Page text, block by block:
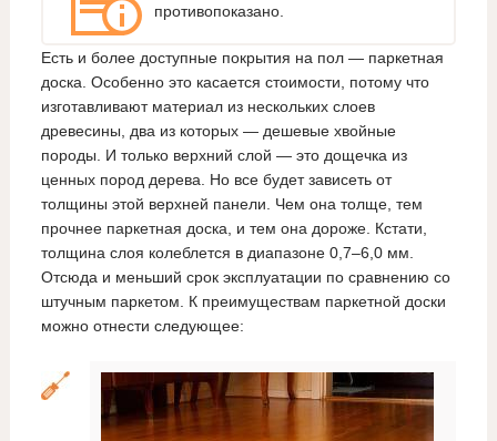
противопоказано.
Есть и более доступные покрытия на пол — паркетная
доска. Особенно это касается стоимости, потому что
изготавливают материал из нескольких слоев
древесины, два из которых — дешевые хвойные
породы. И только верхний слой — это дощечка из
ценных пород дерева. Но все будет зависеть от
толщины этой верхней панели. Чем она толще, тем
прочнее паркетная доска, и тем она дороже. Кстати,
толщина слоя колеблется в диапазоне 0,7–6,0 мм.
Отсюда и меньший срок эксплуатации по сравнению со
штучным паркетом. К преимуществам паркетной доски
можно отнести следующее: